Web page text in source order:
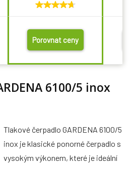
Porovnat ceny
6100/5 inox
Tlakové čerpadlo GARDENA 6100/5
inox je klasické ponorné čerpadlo s
vysokým výkonem, které je ideální